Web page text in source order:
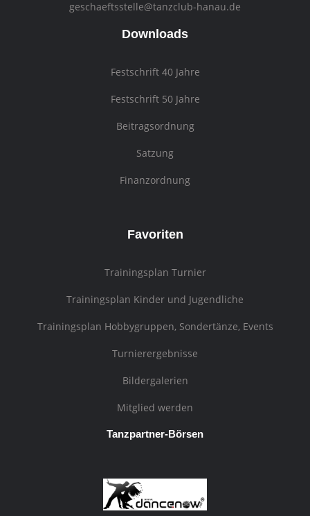
geschaeftsstelle@tanzclub-hanau.de
Downloads
Festschrift 40 Jahre
Festschrift 50 Jahre
Beitragsordnung
Satzung
Finanzordnung
Favoriten
Trainingsplan Turnier
Trainingsplan Kinder und Jugendliche
Trainingsplan Hobbygruppen, Sondertänze, Events
Turnierergebnisse
Bildergalerien
Mitglied werden
Tanzpartner-Börsen